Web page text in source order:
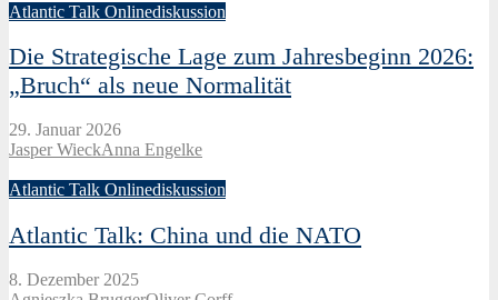
Atlantic Talk Onlinediskussion
Die Strategische Lage zum Jahresbeginn 2026:
„Bruch“ als neue Normalität
29. Januar 2026
Jasper WieckAnna Engelke
Atlantic Talk Onlinediskussion
Atlantic Talk: China und die NATO
8. Dezember 2025